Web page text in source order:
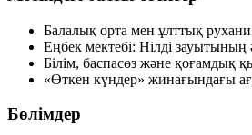
Балалық орта мен ұлттық
Еңбек мектебі: Нілді зауытының
Білім, баспасөз және қоғамдық
«Өткен күндер» жинағындағы
Бөлімдер